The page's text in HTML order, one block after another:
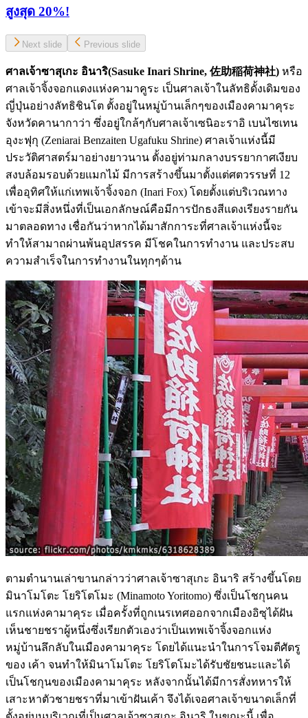
สูงสุด 20%!
Next slide Previous slide
ศาลเจ้าซาสุเกะ อินาริ(Sasuke Inari Shrine, 佐助稲荷神社) หรือ
ศาลเจ้าจิ้งจอกแดงแห่งคามาคูระ เป็นศาลเจ้าในลัทธิดั้งเดิมของ
ญี่ปุ่นอย่างลัทธิชินโต ตั้งอยู่ในหมู่บ้านเล็กๆของเมืองคามาคุระ
จังหวัดคานากาว่า ซึ่งอยู่ใกล้ๆกับศาลเจ้าเซนิอะราอิ เบนไซเทน
อุงะฟุกุ (Zeniarai Benzaiten Ugafuku Shrine) ศาลเจ้าแห่งนี้มี
ประวัติศาสตร์มาอย่างยาวนาน ตั้งอยู่ท่ามกลางบรรยากาศเงียบ
สงบล้อมรอบด้วยแมกไม้ มีการสร้างขึ้นมาตั้งแต่ศตวรรษที่ 12
เพื่ออุทิศให้แก่เทพเจ้าจิ้งจอก (Inari Fox) โดยตั้งแต่บริเวณทาง
เข้าจะมีสิ่งหนึ่งที่เป็นเอกลักษณ์คือมีการปักธงสีแดงเรียงรายกัน
มาตลอดทาง เชื่อกันว่าหากได้มาสักการะที่ศาลเจ้าแห่งนี้จะ
ทำให้สามาถผ่านพ้นอุปสรรค มีโชคในการทำงาน และประสบ
ความสำเร็จในการทำงานในทุกๆด้าน
ตามตำนานเล่าขานกล่าวว่าศาลเจ้าซาสุเกะ อินาริ สร้างขึ้นโดย
มินาโมโตะ โยริโตโมะ (Minamoto Yoritomo) ซึ่งเป็นโชกุนคน
แรกแห่งคามาคุระ เมื่อครั้งที่ถูกเนรเทศออกจากเมืองอิซุได้ฝัน
เห็นชายชราผู้หนึ่งซึ่งเรียกตัวเองว่าเป็นเทพเจ้าจิ้งจอกแห่ง
หมู่บ้านลึกลับในเมืองคามาคุระ โดยได้แนะนำในการโจมตีศัตรู
ของ เค้า จนทำให้มินาโมโตะ โยริโตโมะได้รับชัยชนะและได้
เป็นโชกุนของเมืองคามาคุระ หลังจากนั้นได้มีการสั่งทหารให้
เสาะหาตัวชายชราที่มาเข้าฝันเค้า จึงได้เจอศาลเจ้าขนาดเล็กที่